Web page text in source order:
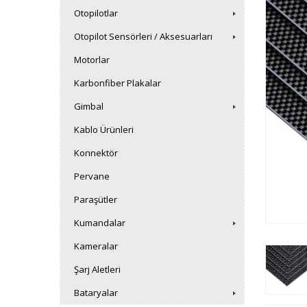
Otopilotlar
Otopilot Sensörleri / Aksesuarları
Motorlar
Karbonfiber Plakalar
Gimbal
Kablo Ürünleri
Konnektör
Pervane
Paraşütler
Kumandalar
Kameralar
Şarj Aletleri
Bataryalar